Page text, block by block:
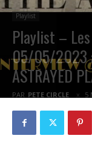
Playlist
Playlist –
05/05/2023
ASTRAYED
PAR PETE CIRCLE 5